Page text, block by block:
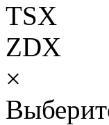
TSX
ZDX
×